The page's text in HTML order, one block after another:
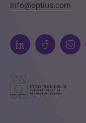
info@optius.com